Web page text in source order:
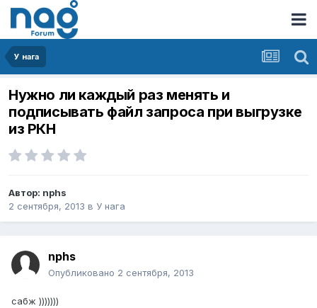
У нага
Нужно ли каждый раз менять и
подписывать файл запроса при выгрузке
из РКН
Автор: nphs
2 сентября, 2013 в У нага
nphs
Опубликовано 2 сентября, 2013
сабж )))))))